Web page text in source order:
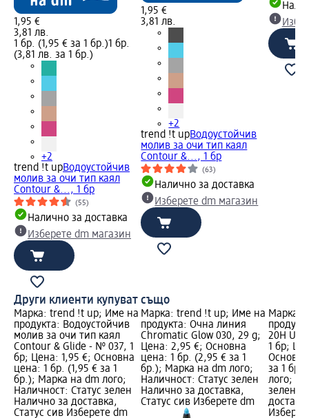
1,95 €
3,81 лв.
1 бр. (1,95 € за 1 бр.)1 бр.
(3,81 лв. за 1 бр.)
+2
trend !t upВодоустойчив
молив за очи тип каял
Contour &..., 1 бр
(55)
Налично за доставка
Изберете dm магазин
1,95 €
3,81 лв.
+2
trend !t upВодоустойчив
молив за очи тип каял
Contour &..., 1 бр
(63)
Налично за доставка
Изберете dm магазин
Други клиенти купуват също
Марка: trend !t up; Име на
продукта: Водоустойчив
молив за очи тип каял
Contour & Glide - № 037, 1
бр; Цена: 1,95 €; Основна
цена: 1 бр. (1,95 € за 1
бр.); Марка на dm лого;
Наличност: Статус зелен
Налично за доставка,
Статус сив Изберете dm
Марка: trend !t up; Име на
продукта: Очна линия
Chromatic Glow 030, 29 g;
Цена: 2,95 €; Основна
цена: 1 бр. (2,95 € за 1
бр.); Марка на dm лого;
Наличност: Статус зелен
Налично за доставка,
Статус сив Изберете dm
Марка:
20H
1 бр;
за 1
лого;
зелен